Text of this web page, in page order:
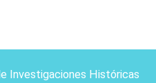
Investigaciones Históricas